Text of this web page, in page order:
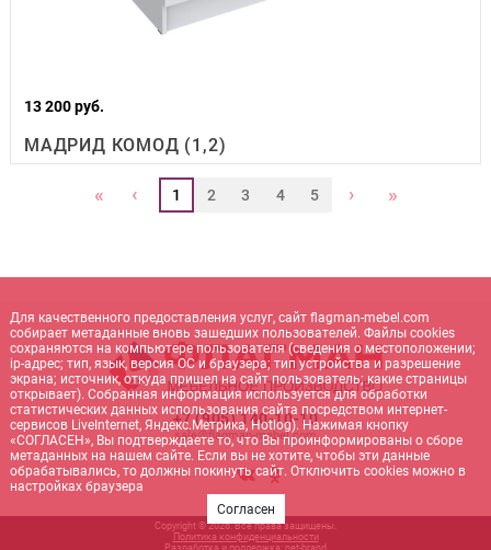
13 200 руб.
МАДРИД КОМОД (1,2)
« ‹ 1 2 3 4 5 › »
+7 (905) 140-10-10
sale@flagman-mebel.com
Copyright © 2026. Все права защищены.
Политика конфиденциальности
Разработка и поддержка: net- brand
Для качественного предоставления услуг, сайт flagman-mebel.com
собирает метаданные вновь зашедших пользователей. Файлы cookies
сохраняются на компьютере пользователя (сведения о местоположении;
ip-адрес; тип, язык, версия ОС и браузера; тип устройства и разрешение
экрана; источник, откуда пришел на сайт пользователь; какие страницы
открывает). Собранная информация используется для обработки
статистических данных использования сайта посредством интернет-
сервисов LiveInternet, Яндекс.Метрика, Hotlog). Нажимая кнопку
«СОГЛАСЕН», Вы подтверждаете то, что Вы проинформированы о сборе
метаданных на нашем сайте. Если вы не хотите, чтобы эти данные
обрабатывались, то должны покинуть сайт. Отключить cookies можно в
настройках браузера
Согласен